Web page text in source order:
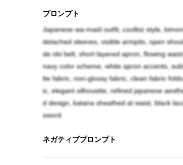
プロンプト
Japanese wa-maid outfit, coolbiz style,
detached sleeves, visible armpits, open
de obi belt, short layered apron, flowing
navy color scheme, white apron accents,
tte fabric, non-glossy fabric, clean fabric
ic, elegant silhouette, refined japanese
d design, katana sheathed at waist, black
sword
ネガティブプロンプト